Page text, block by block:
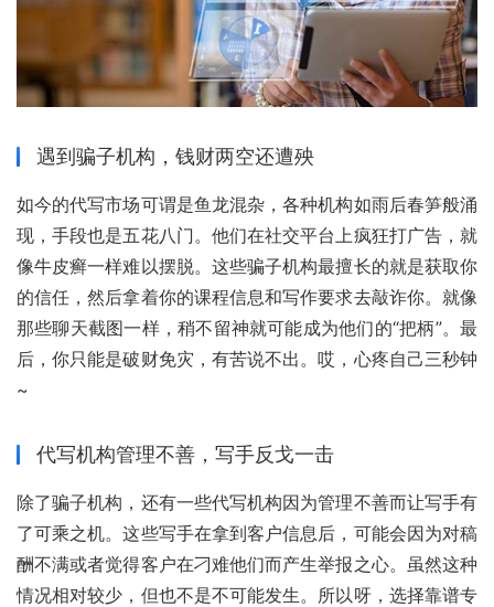
遇到骗子机构，钱财两空还遭殃
如今的代写市场可谓是鱼龙混杂，各种机构如雨后春笋般涌
现，手段也是五花八门。他们在社交平台上疯狂打广告，就
像牛皮癣一样难以摆脱。这些骗子机构最擅长的就是获取你
的信任，然后拿着你的课程信息和写作要求去敲诈你。就像
那些聊天截图一样，稍不留神就可能成为他们的“把柄”。最
后，你只能是破财免灾，有苦说不出。哎，心疼自己三秒钟
~
代写机构管理不善，写手反戈一击
除了骗子机构，还有一些代写机构因为管理不善而让写手有
了可乘之机。这些写手在拿到客户信息后，可能会因为对稿
酬不满或者觉得客户在刁难他们而产生举报之心。虽然这种
情况相对较少，但也不是不可能发生。所以呀，选择靠谱专